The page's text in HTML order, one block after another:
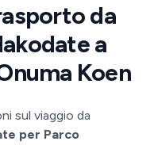
da
a
Koen
sul viaggio da
per Parco